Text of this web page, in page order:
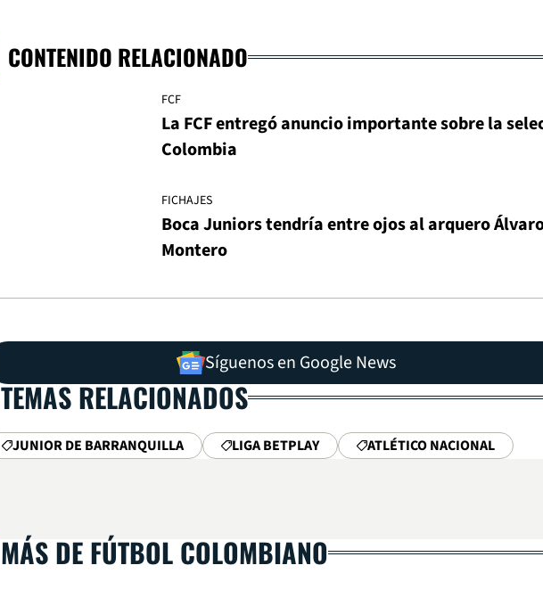
CONTENIDO RELACIONADO
FCF
La FCF entregó anuncio importante sobre la
Colombia
FICHAJES
Boca Juniors tendría entre ojos al arquero
Montero
Síguenos en Google News
TEMAS RELACIONADOS
JUNIOR DE BARRANQUILLA LIGA BETPLAY ATLÉTICO NACIONAL
MÁS DE FÚTBOL COLOMBIANO